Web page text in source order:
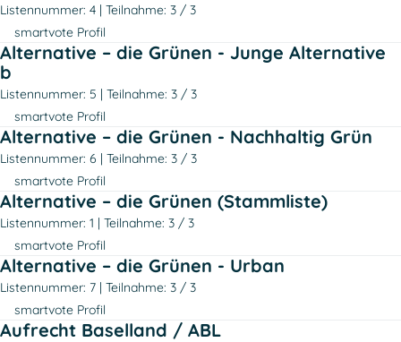
Listennummer: 4
Teilnahme: 3 / 3
smartvote Profil
Alternative – die Grünen - Junge Alternative
b
Listennummer: 5
Teilnahme: 3 / 3
smartvote Profil
Alternative – die Grünen - Nachhaltig Grün
Listennummer: 6
Teilnahme: 3 / 3
smartvote Profil
Alternative – die Grünen (Stammliste)
Listennummer: 1
Teilnahme: 3 / 3
smartvote Profil
Alternative – die Grünen - Urban
Listennummer: 7
Teilnahme: 3 / 3
smartvote Profil
Aufrecht Baselland / ABL